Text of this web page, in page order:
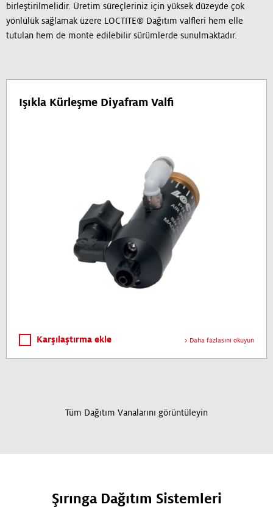
birleştirilmelidir. Üretim süreçleriniz için yüksek düzeyde çok
yönlülük sağlamak üzere LOCTITE® Dağıtım valfleri hem elle
tutulan hem de monte edilebilir sürümlerde sunulmaktadır.
Işıkla Kürleşme Diyafram Valfi
Karşılaştırma ekle Daha fazlasını okuyun
Tüm Dağıtım Vanalarını görüntüleyin
Şırınga Dağıtım Sistemleri